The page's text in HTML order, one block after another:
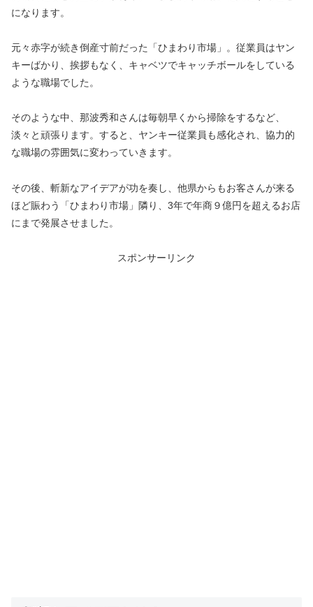
になります。
元々赤字が続き倒産寸前だった
「ひまわり市場」。従業員はヤン
キーばかり、挨拶もなく、キャベツでキャッチボールをしている
ような職場でした。
そのような中、 那波秀和さんは毎朝早くから掃除をするなど、
淡々と頑張ります。すると、ヤンキー従業員も感化され、協力的
な職場の雰囲気に変わっていきます。
その後、斬新なアイデアが功を奏し、他県からもお客さんが来る
ほど賑わう「ひまわり市場」隣り、3年で年商９億円を超えるお店
にまで発展させました。
スポンサーリンク